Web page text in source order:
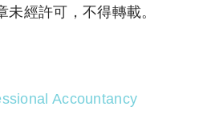
未經許可，不得轉載。
Accountancy